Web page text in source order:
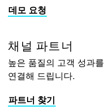
데모 요청
채널 파트너
높은 품질의 고객 성과
연결해 드립니다.
파트너 찾기